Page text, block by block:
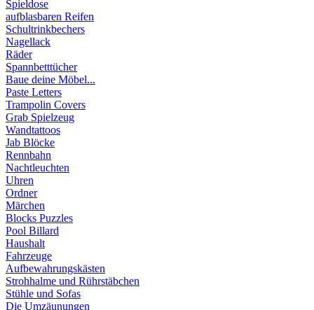
Spieldose
aufblasbaren Reifen
Schultrinkbechers
Nagellack
Räder
Spannbetttücher
Baue deine Möbel...
Paste Letters
Trampolin Covers
Grab Spielzeug
Wandtattoos
Jab Blöcke
Rennbahn
Nachtleuchten
Uhren
Ordner
Märchen
Blocks Puzzles
Pool Billard
Haushalt
Fahrzeuge
Aufbewahrungskästen
Strohhalme und Rührstäbchen
Stühle und Sofas
Die Umzäunungen